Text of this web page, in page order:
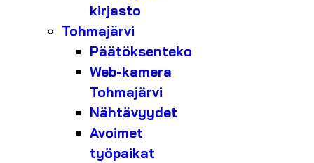
kirjasto
Tohmajärvi
Päätöksenteko
Web-kamera
Tohmajärvi
Nähtävyydet
Avoimet
työpaikat